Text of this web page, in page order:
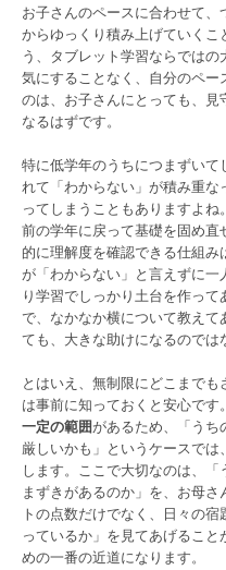
お子さんのペースに合わせて
からゆっくり積み上げていく
う、タブレット学習ならでは
気にすることなく、自分のペ
のは、お子さんにとっても、
なるはずです。
特に低学年のうちにつまずい
れて「わからない」が積み重
ってしまうこともありますよね
前の学年に戻って基礎を固め
的に理解度を確認できる仕組
が「わからない」と言えずに
り学習でしっかり土台を作っ
で、なかなか横について教え
ても、大きな助けになるのでは
とはいえ、無制限にどこまで
は事前に知っておくと安心です。
一定の範囲があるため、「うち
厳しいかも」というケースで
します。ここで大切なのは、
まずきがあるのか」を、お母
トの点数だけでなく、日々の
っているか」を見てあげるこ
めの一番の近道になります。